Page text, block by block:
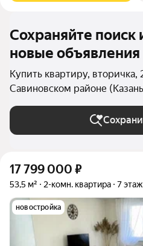
Сохраняйте поиск
новые объявления
Купить квартиру,
Савиновском районе
17 799 000 ₽
53,5 м² 2-комн. квартира 7 этаж
новостройка